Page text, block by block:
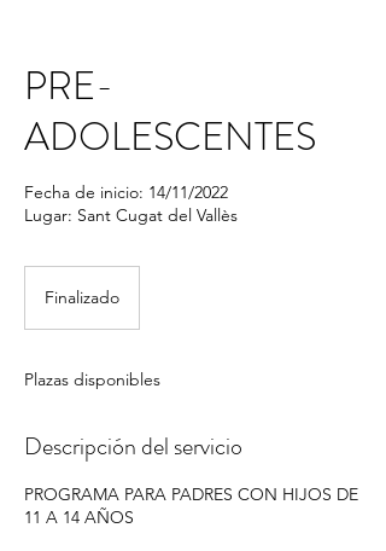
PRE-
ADOLESCENTES
Fecha de inicio: 14/11/2022
Lugar: Sant Cugat del Vallès
Finalizado
l
z
a
o
Plazas disponibles
Descripción del servicio
PROGRAMA PARA PADRES CON HIJOS DE
11 A 14 AÑOS